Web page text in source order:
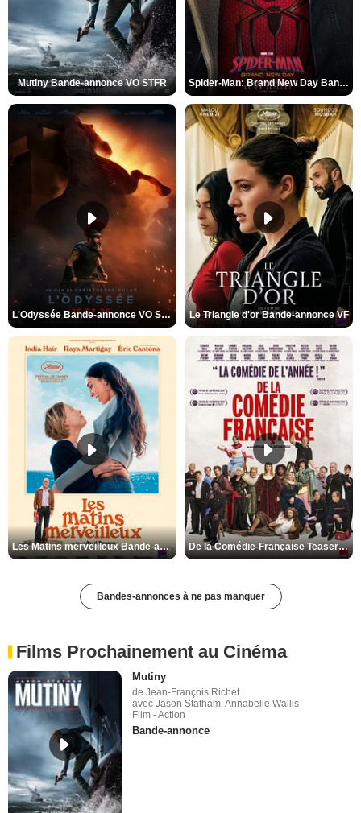
Mutiny Bande-annonce VO STFR Spider-Man: Brand New Day Bande-annonce VO STFR
L'Odyssée Bande-annonce VO STFR Le Triangle d'or Bande-annonce VF
Les Matins merveilleux Bande-annonce VF De la Comédie-Française Teaser VF
Bandes-annonces à ne pas manquer
Films Prochainement au Cinéma
Mutiny
de Jean-François Richet
avec Jason Statham, Annabelle Wallis
Film - Action
Bande-annonce